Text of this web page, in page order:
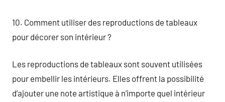
10. Comment utiliser des reproductions de tableaux
pour décorer son intérieur ?
Les reproductions de tableaux sont souvent utilisées
pour embellir les intérieurs. Elles offrent la possibilité
d’ajouter une note artistique à n’importe quel intérieur